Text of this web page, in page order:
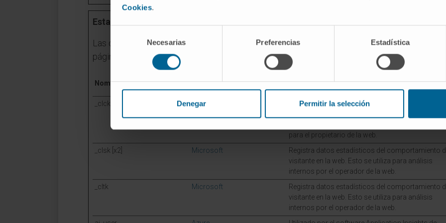
Cookies.
de
consentimiento
Necesarias Preferencias Estadística
Denegar Permitir la selección
Estadística (7)
Las cookies estadísticas ayudan a los propietarios de páginas web a comprender cómo
páginas web reuniendo y proporcionando información de forma anónima.
Nombre Proveedor Propósito
_clck Microsoft
Recoge datos relacionadas con la navegación y el
para el propietario de la web.
_clsk [x2] Microsoft
Registra datos estadísticos del comportamiento
visitante en la web. Esto se utiliza para análisis
internos por el operador de la web.
_cltk Microsoft
Registra datos estadísticos del comportamiento
visitante en la web. Esto se utiliza para análisis
internos por el operador de la web.